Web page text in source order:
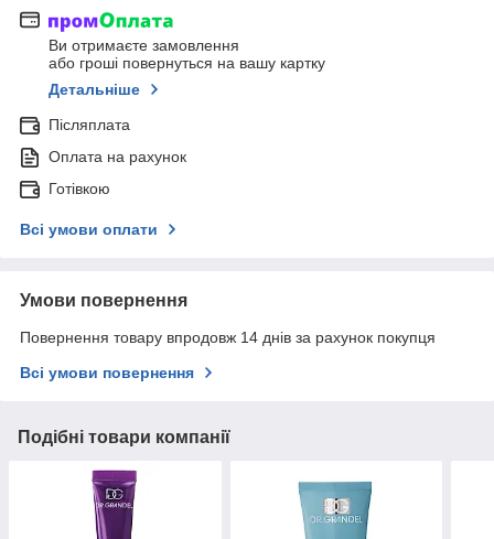
Ви отримаєте замовлення
або гроші повернуться на вашу картку
Детальніше
Післяплата
Оплата на рахунок
Готівкою
Всі умови оплати
Умови повернення
Повернення товару впродовж 14 днів за рахунок покупця
Всі умови повернення
Подібні товари компанії